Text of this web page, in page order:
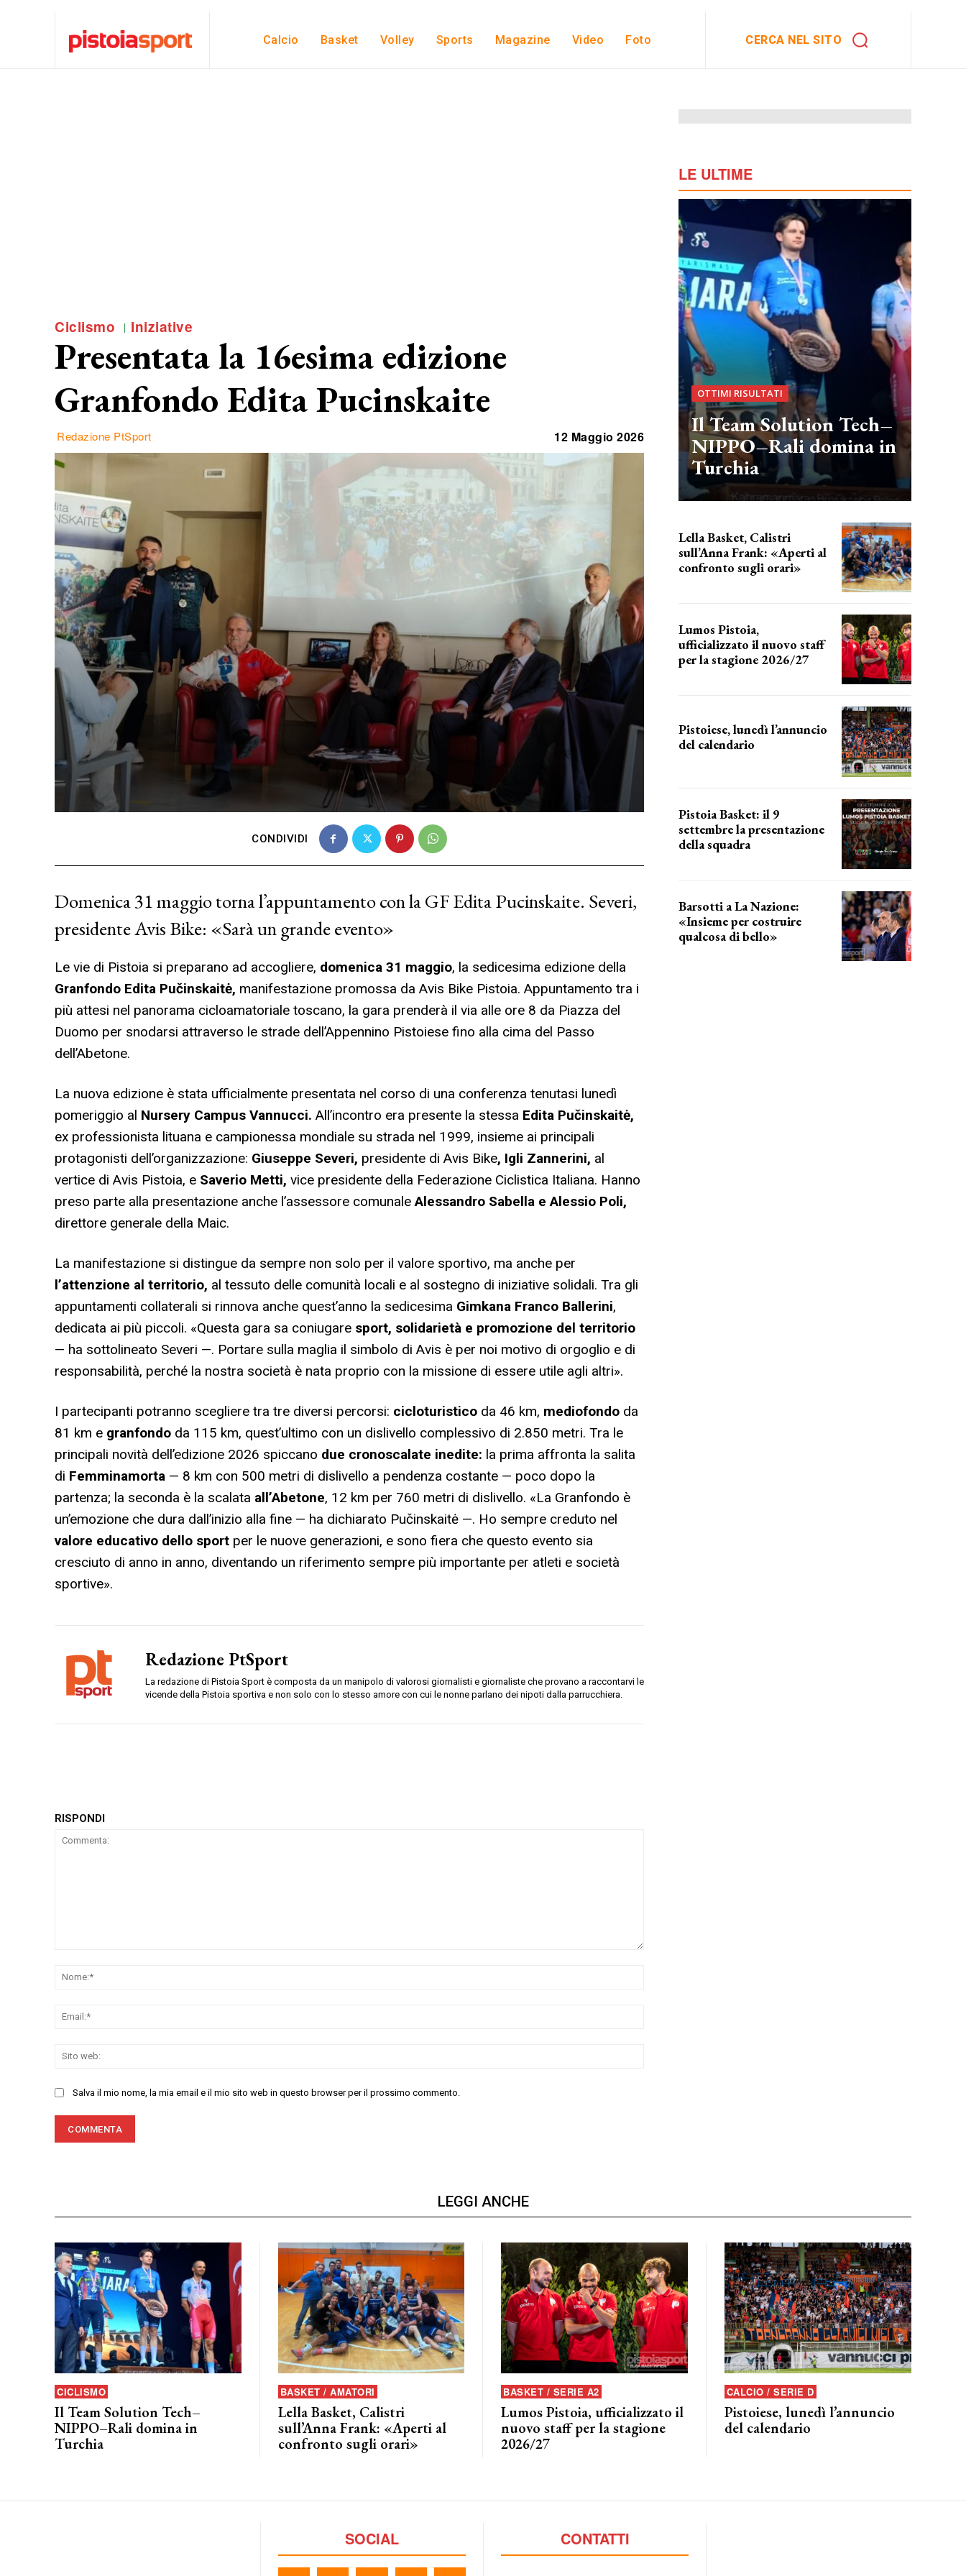
Calcio Basket Volley Sports Magazine Video Foto CERCA NEL SITO
Ciclismo Iniziative
Presentata la 16esima edizione
Granfondo Edita Pucinskaite
Redazione PtSport 12 Maggio 2026
CONDIVIDI
Domenica 31 maggio torna l’appuntamento con la GF Edita Pucinskaite. Severi,
presidente Avis Bike: «Sarà un grande evento»
Le vie di Pistoia si preparano ad accogliere, domenica 31 maggio, la sedicesima edizione della
Granfondo Edita Pučinskaitė, manifestazione promossa da Avis Bike Pistoia. Appuntamento tra i
più attesi nel panorama cicloamatoriale toscano, la gara prenderà il via alle ore 8 da Piazza del
Duomo per snodarsi attraverso le strade dell’Appennino Pistoiese fino alla cima del Passo
dell’Abetone.
La nuova edizione è stata ufficialmente presentata nel corso di una conferenza tenutasi lunedì
pomeriggio al Nursery Campus Vannucci. All’incontro era presente la stessa Edita Pučinskaitė,
ex professionista lituana e campionessa mondiale su strada nel 1999, insieme ai principali
protagonisti dell’organizzazione: Giuseppe Severi, presidente di Avis Bike, Igli Zannerini, al
vertice di Avis Pistoia, e Saverio Metti, vice presidente della Federazione Ciclistica Italiana. Hanno
preso parte alla presentazione anche l’assessore comunaleAlessandro Sabella e Alessio Poli,
direttore generale della Maic.
La manifestazione si distingue da sempre non solo per il valore sportivo, ma anche per
l’attenzione al territorio, al tessuto delle comunità locali e al sostegno di iniziative solidali. Tra gli
appuntamenti collaterali si rinnova anche quest’anno la sedicesima Gimkana Franco Ballerini,
dedicata ai più piccoli. «Questa gara sa coniugare sport, solidarietà e promozione del territorio
— ha sottolineato Severi —. Portare sulla maglia il simbolo di Avis è per noi motivo di orgoglio e di
responsabilità, perché la nostra società è nata proprio con la missione di essere utile agli altri».
I partecipanti potranno scegliere tra tre diversi percorsi: cicloturistico da 46 km, mediofondo da
81 km e granfondo da 115 km, quest’ultimo con un dislivello complessivo di 2.850 metri. Tra le
principali novità dell’edizione 2026 spiccano due cronoscalate inedite: la prima affronta la salita
di Femminamorta — 8 km con 500 metri di dislivello a pendenza costante — poco dopo la
partenza; la seconda è la scalata all’Abetone, 12 km per 760 metri di dislivello. «La Granfondo è
un’emozione che dura dall’inizio alla fine — ha dichiarato Pučinskaitė —. Ho sempre creduto nel
valore educativo dello sport per le nuove generazioni, e sono fiera che questo evento sia
cresciuto di anno in anno, diventando un riferimento sempre più importante per atleti e società
sportive».
Redazione PtSport
La redazione di Pistoia Sport è composta da un manipolo di valorosi giornalisti e giornaliste che provano a raccontarvi le
vicende della Pistoia sportiva e non solo con lo stesso amore con cui le nonne parlano dei nipoti dalla parrucchiera.
RISPONDI
Salva il mio nome, la mia email e il mio sito web in questo browser per il prossimo commento.
LE ULTIME
OTTIMI RISULTATI
Il Team Solution Tech–
NIPPO–Rali domina in
Turchia
Lella Basket, Calistri
sull’Anna Frank: «Aperti al
confronto sugli orari»
Lumos Pistoia,
ufficializzato il nuovo staff
per la stagione 2026/27
Pistoiese, lunedì l’annuncio
del calendario
Pistoia Basket: il 9
settembre la presentazione
della squadra
Barsotti a La Nazione:
«Insieme per costruire
qualcosa di bello»
LEGGI ANCHE
CICLISMO
Il Team Solution Tech–
NIPPO–Rali domina in
Turchia
BASKET / AMATORI
Lella Basket, Calistri
sull’Anna Frank: «Aperti al
confronto sugli orari»
BASKET / SERIE A2
Lumos Pistoia, ufficializzato il
nuovo staff per la stagione
2026/27
CALCIO / SERIE D
Pistoiese, lunedì l’annuncio
del calendario
SOCIAL CONTATTI